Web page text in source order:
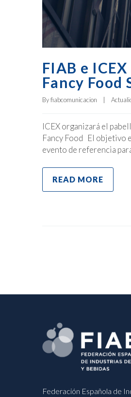
FIAB e
Fancy Food
By fiabcomunicacion
ICEX organizará el
Fancy Food El objetivo
evento de referencia
READ MORE
Federación Española de